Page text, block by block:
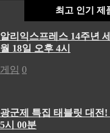
최고 인기 제
알리익스프레스 14주년
월 18일 오후 4시
게임 0
광군제 특집 태블릿 대전
5시 00분